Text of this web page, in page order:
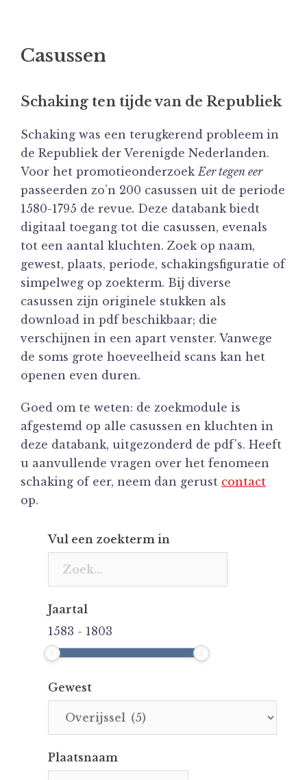
Casussen
Schaking ten tijde van de Republiek
Schaking was een terugkerend probleem in
de Republiek der Verenigde Nederlanden.
Voor het promotieonderzoek Eer tegen eer
passeerden zo’n 200 casussen uit de periode
1580-1795 de revue. Deze databank biedt
digitaal toegang tot die casussen, evenals
tot een aantal kluchten. Zoek op naam,
gewest, plaats, periode, schakingsfiguratie of
simpelweg op zoekterm. Bij diverse
casussen zijn originele stukken als
download in pdf beschikbaar; die
verschijnen in een apart venster. Vanwege
de soms grote hoeveelheid scans kan het
openen even duren.
Goed om te weten: de zoekmodule is
afgestemd op alle casussen en kluchten in
deze databank, uitgezonderd de pdf’s. Heeft
u aanvullende vragen over het fenomeen
schaking of eer, neem dan gerust contact
op.
Vul een zoekterm in
Jaartal
1583 - 1803
Gewest
Plaatsnaam